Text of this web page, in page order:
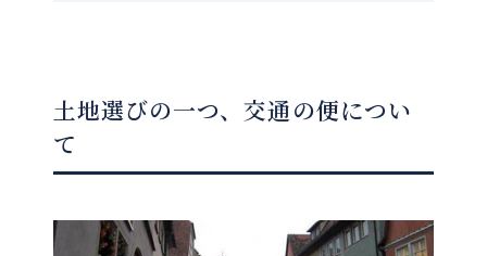
土地選びの一つ、交通の便につい
て